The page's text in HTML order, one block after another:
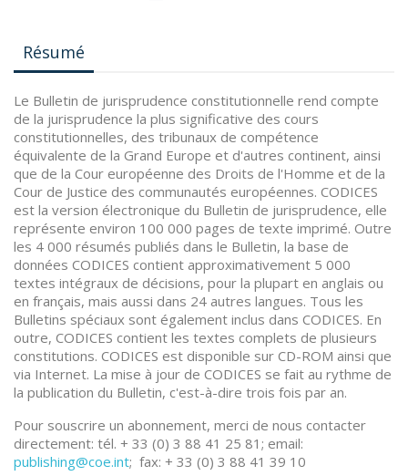
Résumé
Le Bulletin de jurisprudence constitutionnelle rend compte
de la jurisprudence la plus significative des cours
constitutionnelles, des tribunaux de compétence
équivalente de la Grand Europe et d'autres continent, ainsi
que de la Cour européenne des Droits de l'Homme et de la
Cour de Justice des communautés européennes. CODICES
est la version électronique du Bulletin de jurisprudence, elle
représente environ 100 000 pages de texte imprimé. Outre
les 4 000 résumés publiés dans le Bulletin, la base de
données CODICES contient approximativement 5 000
textes intégraux de décisions, pour la plupart en anglais ou
en français, mais aussi dans 24 autres langues. Tous les
Bulletins spéciaux sont également inclus dans CODICES. En
outre, CODICES contient les textes complets de plusieurs
constitutions. CODICES est disponible sur CD-ROM ainsi que
via Internet. La mise à jour de CODICES se fait au rythme de
la publication du Bulletin, c'est-à-dire trois fois par an.
Pour souscrire un abonnement, merci de nous contacter
directement: tél. + 33 (0) 3 88 41 25 81; email:
publishing@coe.int; fax: + 33 (0) 3 88 41 39 10